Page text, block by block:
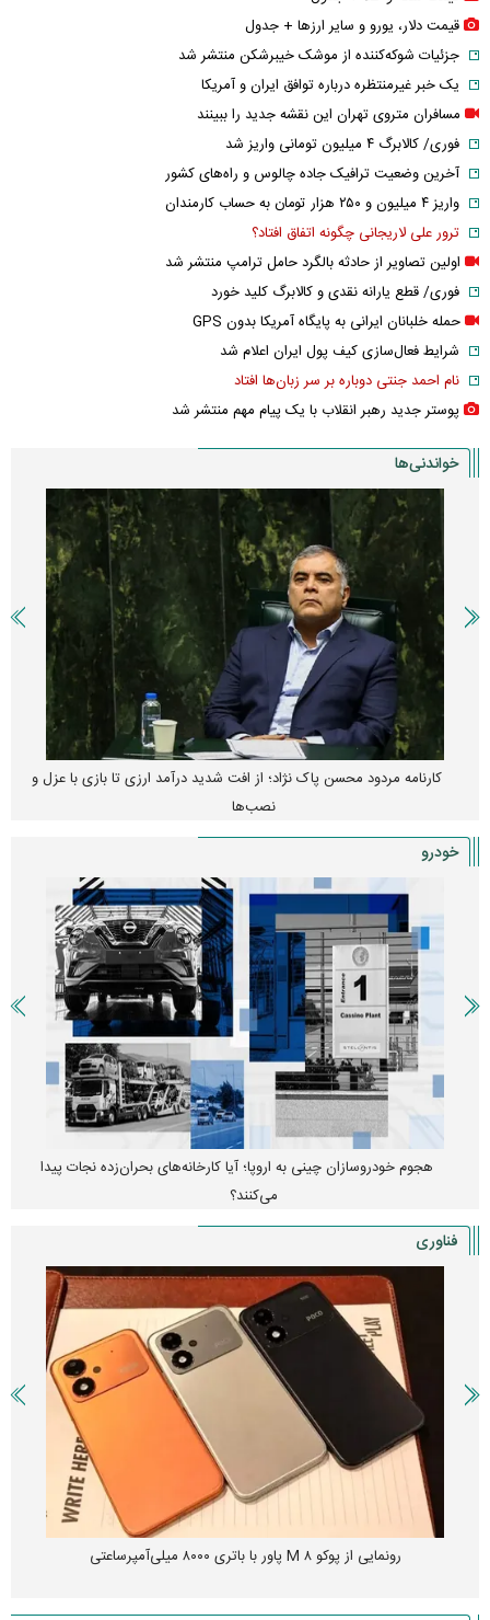
قیمت دلار، یورو و سایر ارز‌ها + جدول
جزئیات شوکه‌کننده از موشک خیبرشکن منتشر شد
یک خبر غیرمنتظره درباره توافق ایران و آمریکا
مسافران متروی تهران این نقشه جدید را ببینند
فوری/ کالابرگ ۴ میلیون تومانی واریز شد
آخرین وضعیت ترافیک جاده چالوس و راه‌های کشور
واریز ۴ میلیون و ۲۵۰ هزار تومان به حساب کارمندان
ترور علی لاریجانی چگونه اتفاق افتاد؟
اولین تصاویر از حادثه بالگرد حامل ترامپ منتشر شد
فوری/ قطع یارانه نقدی و کالابرگ کلید خورد
حمله خلبانان ایرانی به پایگاه آمریکا بدون GPS
شرایط فعال‌سازی کیف پول ایران اعلام شد
نام احمد جنتی دوباره بر سر زبان‌ها افتاد
پوستر جدید رهبر انقلاب با یک پیام مهم منتشر شد
خواندنی‌ها
کارنامه مردود محسن پاک‌ نژاد؛ از افت شدید درآمد ارزی تا بازی با عزل و
نصب‌ها
خودرو
هجوم خودروسازان چینی به اروپا؛ آیا کارخانه‌های بحران‌زده نجات پیدا
می‌کنند؟
فناوری
رونمایی از پوکو M ۸ پاور با باتری ۸۰۰۰ میلی‌آمپرساعتی